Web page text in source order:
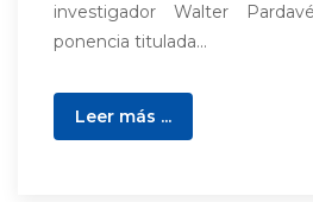
investigador Walter
ponencia titulada...
Leer más ...